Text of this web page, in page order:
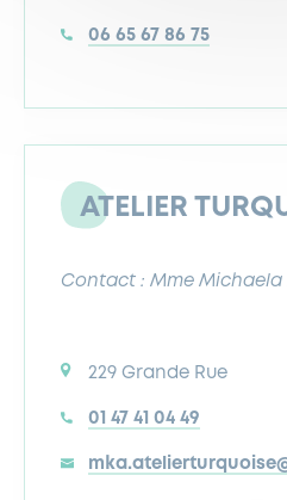
06 65 67 86 75
ATELIER
Contact : Mme Michaela
229 Grande Rue
01 47 41 04 49